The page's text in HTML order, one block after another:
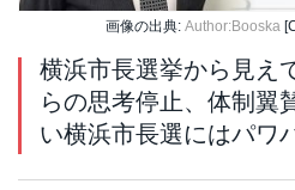
画像の出典: Author:Booska
横浜市長選挙から見え
らの思考停止、体制翼
い横浜市長選にはパワ